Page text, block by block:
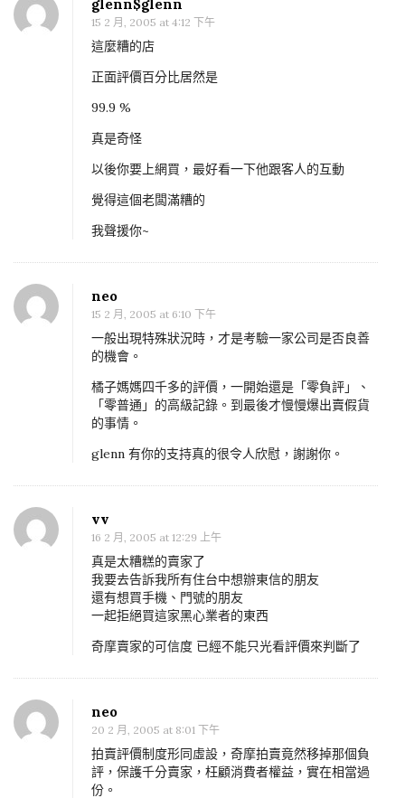
非
常
店
–
台
中
棋
通
信
Y
拍
帳
號
:
a
k
0
6
7
)
glenn$glenn
15 2 月, 2005 at 4:12 下午
這麼糟的店
正面評價百分比居然是
99.9 %
真是奇怪
以後你要上網買，最好看一下他跟客人的互動
覺得這個老闆滿糟的
我聲援你~
neo
15 2 月, 2005 at 6:10 下午
一般出現特殊狀況時，才是考驗一家公司是否良善
的機會。
橘子媽媽四千多的評價，一開始還是「零負評」、
「零普通」的高級記錄。到最後才慢慢爆出賣假貨
的事情。
glenn 有你的支持真的很令人欣慰，謝謝你。
vv
16 2 月, 2005 at 12:29 上午
真是太糟糕的賣家了
我要去告訴我所有住台中想辦東信的朋友
還有想買手機、門號的朋友
一起拒絕買這家黑心業者的東西
奇摩賣家的可信度 已經不能只光看評價來判斷了
neo
20 2 月, 2005 at 8:01 下午
拍賣評價制度形同虛設，奇摩拍賣竟然移掉那個負
評，保護千分賣家，枉顧消費者權益，實在相當過
份。